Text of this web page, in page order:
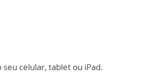
celular, tablet ou iPad.